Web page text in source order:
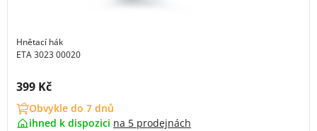
Hnětací hák
ETA 3023 00020
Cena s DPH:
399 Kč
Obvykle do 7 dnů
ihned k dispozici na 5 prodejnách